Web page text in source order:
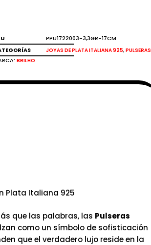
PPU1722003-3,3GR-17CM
JOYAS DE PLATA ITALIANA 925,PULSERAS
BRILHO
Plata Italiana 925
que las palabras, las Pulseras
como un símbolo de sofisticación
que el verdadero lujo reside en la